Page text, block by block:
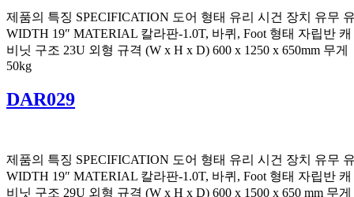
제품의 특징 SPECIFICATION 도어 형태 유리 시건 장치 유무
WIDTH 19″ MATERIAL 칼라판-1.0T, 바퀴, Foot 형태 자립반 캐
비닛 구조 23U 외형 규격 (W x H x D) 600 x 1250 x 650mm 무게
50kg
DAR029
제품의 특징 SPECIFICATION 도어 형태 유리 시건 장치 유무
WIDTH 19″ MATERIAL 칼라판-1.0T, 바퀴, Foot 형태 자립반 캐
비닛 구조 29U 외형 규격 (W x H x D) 600 x 1500 x 650 mm 무게